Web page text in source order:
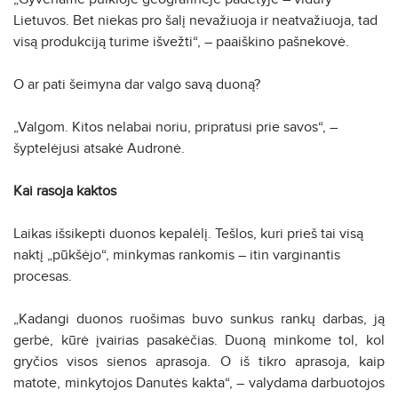
Lietuvos. Bet niekas pro šalį nevažiuoja ir neatvažiuoja, tad
visą produkciją turime išvežti“, – paaiškino pašnekovė.
O ar pati šeimyna dar valgo savą duoną?
„Valgom. Kitos nelabai noriu, pripratusi prie savos“, –
šyptelėjusi atsakė Audronė.
Kai rasoja kaktos
Laikas išsikepti duonos kepalėlį. Tešlos, kuri prieš tai visą
naktį „pūkšėjo“, minkymas rankomis – itin varginantis
procesas.
„Kadangi duonos ruošimas buvo sunkus rankų darbas, ją
gerbė, kūrė įvairias pasakėčias. Duoną minkome tol, kol
gryčios visos sienos aprasoja. O iš tikro aprasoja, kaip
matote, minkytojos Danutės kakta“, – valydama darbuotojos